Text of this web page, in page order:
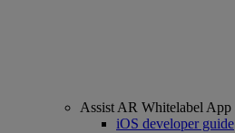
Assist AR Whitelabel App
iOS developer guide